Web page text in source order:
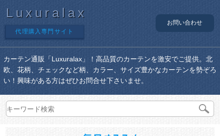
Luxuralax
代理購入専門サイト
お問い合わせ
カーテン通販「Luxuralax」！高品質のカーテンを激安でご提供。北
欧、花柄、チェックなど柄、カラー、サイズ豊かなカーテンを勢ぞろ
い！興味がある方はぜひお問合せ下さいませ。